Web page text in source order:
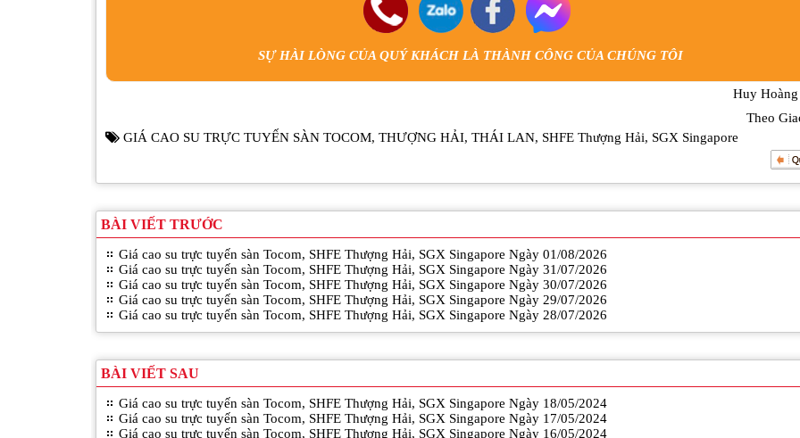
SỰ HÀI LÒNG CỦA QUÝ KHÁCH LÀ THÀNH CÔNG CỦA CHÚNG TÔI
Huy
Theo
GIÁ CAO SU TRỰC TUYẾN SÀN TOCOM, THƯỢNG HẢI, THÁI LAN, SHFE Thượng Hải, SGX Singapore
BÀI VIẾT TRƯỚC
Giá cao su trực tuyến sàn Tocom, SHFE Thượng Hải, SGX Singapore Ngày 01/08/2026
Giá cao su trực tuyến sàn Tocom, SHFE Thượng Hải, SGX Singapore Ngày 31/07/2026
Giá cao su trực tuyến sàn Tocom, SHFE Thượng Hải, SGX Singapore Ngày 30/07/2026
Giá cao su trực tuyến sàn Tocom, SHFE Thượng Hải, SGX Singapore Ngày 29/07/2026
Giá cao su trực tuyến sàn Tocom, SHFE Thượng Hải, SGX Singapore Ngày 28/07/2026
BÀI VIẾT SAU
Giá cao su trực tuyến sàn Tocom, SHFE Thượng Hải, SGX Singapore Ngày 18/05/2024
Giá cao su trực tuyến sàn Tocom, SHFE Thượng Hải, SGX Singapore Ngày 17/05/2024
Giá cao su trực tuyến sàn Tocom, SHFE Thượng Hải, SGX Singapore Ngày 16/05/2024